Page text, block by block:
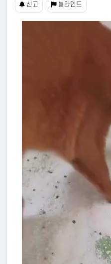
신고 블라인드